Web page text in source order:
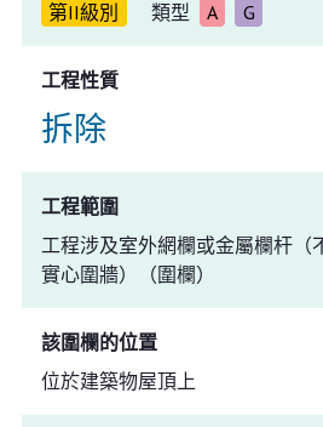
第II級別
類型 A G
工程性質
拆除
工程範圍
工程涉及室外網欄或金屬欄杆（
實心圍牆）（圍欄）
該圍欄的位置
位於建築物屋頂上